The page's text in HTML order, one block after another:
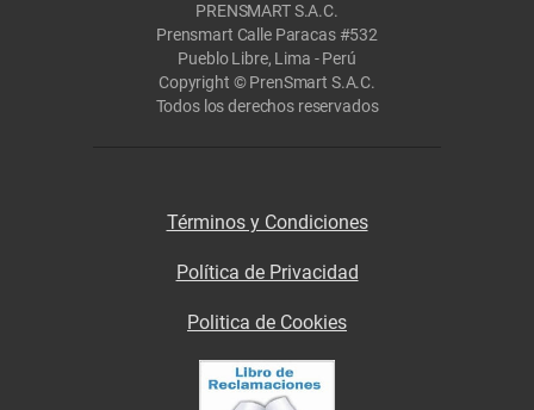
PRENSMART S.A.C.
Prensmart Calle Paracas #532
Pueblo Libre, Lima - Perú
Copyright © PrenSmart S.A.C.
Todos los derechos reservados
Términos y Condiciones
Política de Privacidad
Politica de Cookies